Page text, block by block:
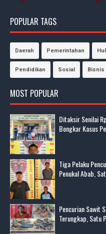
POPULAR TAGS
Daerah Pemerintahan
Pendidikan Sosial Bisnis
MOST POPULAR
Ditaksir Senilai
Bongkar Kasus
Tiga Pelaku
Penukal Abab,
Pencurian Sawit
Terungkap, Satu